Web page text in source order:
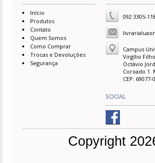
Início
Produtos
Contato
Quem Somos
Como Comprar
Trocas e Devoluções
Segurança
092 3305-
Campus
Virgílio
Octávio
Coroado 1.
CEP: 69077-
SOCIAL
Copyright